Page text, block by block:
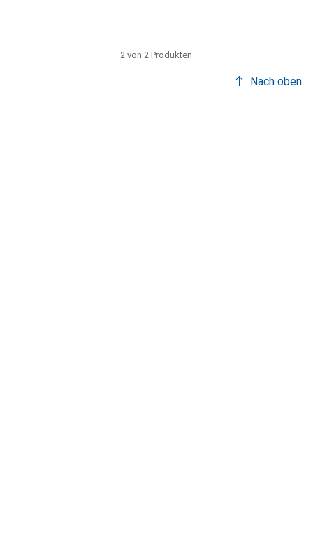
2 von 2 Produkten
Nach oben